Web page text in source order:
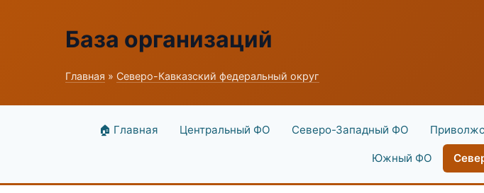
База организаций
Главная » Северо-Кавказский федеральный округ
🏠 Главная Центральный ФО Северо-Западный ФО
Южный ФО